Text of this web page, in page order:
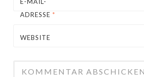
ADRESSE *
WEBSITE